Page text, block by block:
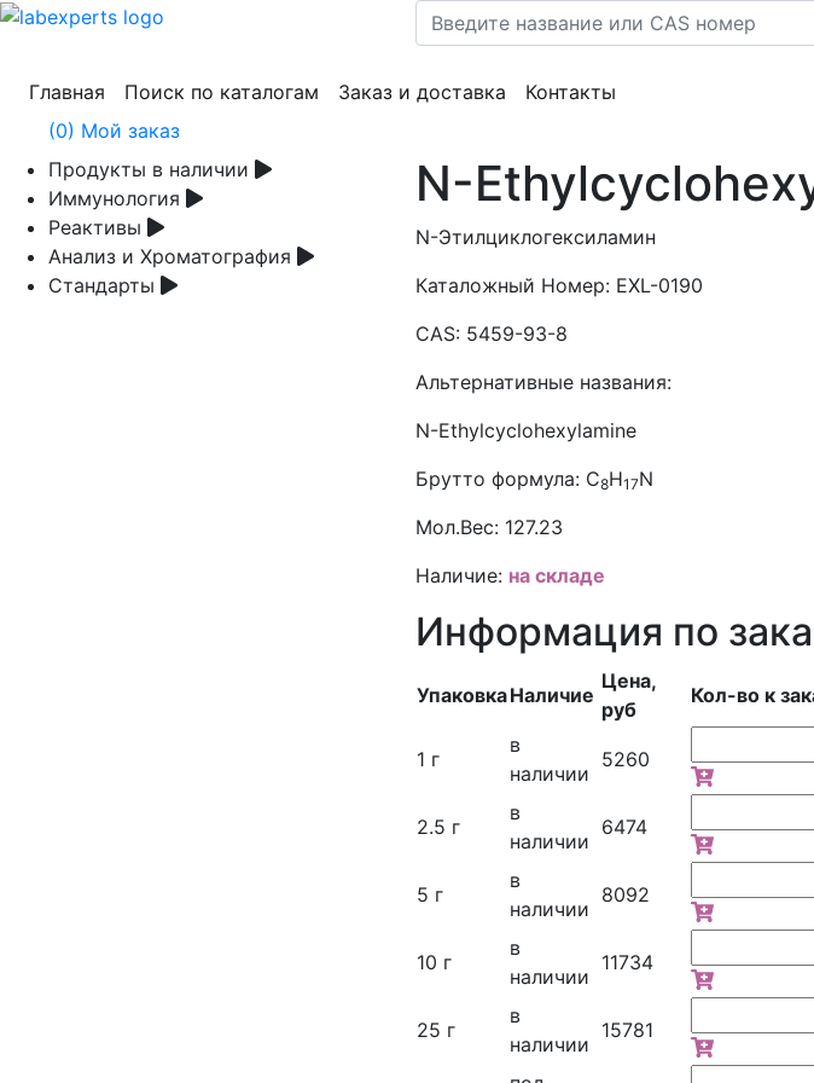
Главная (current)
Поиск по каталогам (current)
Заказ и доставка (current)
Контакты
(0) Мой заказ
Продукты в наличии
Иммунология
Реактивы
Анализ и Хроматография
Стандарты
N-
N-Этилциклогексиламин
Каталожный Номер: EXL-0190
CAS: 5459-93-8
Альтернативные названия:
N-Ethylcyclohexylamine
Брутто формула: C8H17N
Мол.Вес: 127.23
Наличие: на складе
Информация по
УпаковкаНаличие
Цена,
руб
Кол-во к
1 г
в
наличии
5260
2.5 г
в
наличии
6474
5 г
в
наличии
8092
10 г
в
наличии
11734
25 г
в
наличии
15781